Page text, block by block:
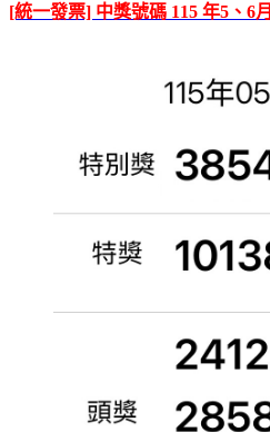
[統一發票] 中獎號碼 115 年5、6月